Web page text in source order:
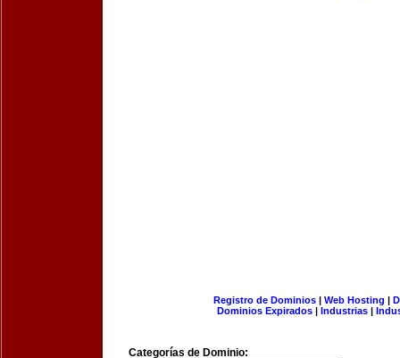
Registro de Dominios| Web Hosting |
Dominios Expirados | Industrias |
Categorías de Dominio: